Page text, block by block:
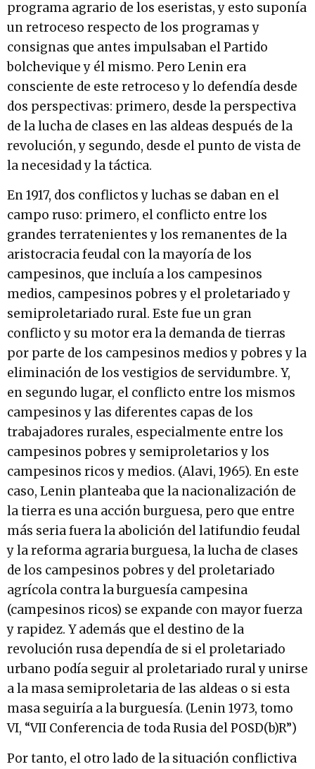
programa agrario de los eseristas, y esto suponía
un retroceso respecto de los programas y
consignas que antes impulsaban el Partido
bolchevique y él mismo. Pero Lenin era
consciente de este retroceso y lo defendía desde
dos perspectivas: primero, desde la perspectiva
de la lucha de clases en las aldeas después de la
revolución, y segundo, desde el punto de vista de
la necesidad y la táctica.
En 1917, dos conflictos y luchas se daban en el
campo ruso: primero, el conflicto entre los
grandes terratenientes y los remanentes de la
aristocracia feudal con la mayoría de los
campesinos, que incluía a los campesinos
medios, campesinos pobres y el proletariado y
semiproletariado rural. Este fue un gran
conflicto y su motor era la demanda de tierras
por parte de los campesinos medios y pobres y la
eliminación de los vestigios de servidumbre. Y,
en segundo lugar, el conflicto entre los mismos
campesinos y las diferentes capas de los
trabajadores rurales, especialmente entre los
campesinos pobres y semiproletarios y los
campesinos ricos y medios. (Alavi, 1965). En este
caso, Lenin planteaba que la nacionalización de
la tierra es una acción burguesa, pero que entre
más seria fuera la abolición del latifundio feudal
y la reforma agraria burguesa, la lucha de clases
de los campesinos pobres y del proletariado
agrícola contra la burguesía campesina
(campesinos ricos) se expande con mayor fuerza
y rapidez. Y además que el destino de la
revolución rusa dependía de si el proletariado
urbano podía seguir al proletariado rural y unirse
a la masa semiproletaria de las aldeas o si esta
masa seguiría a la burguesía. (Lenin 1973, tomo
VI, “VII Conferencia de toda Rusia del POSD(b)R”)
Por tanto, el otro lado de la situación conflictiva